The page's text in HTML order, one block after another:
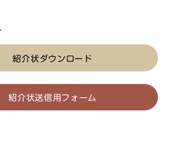
紹介状ダウンロード
紹介状送信用フォーム